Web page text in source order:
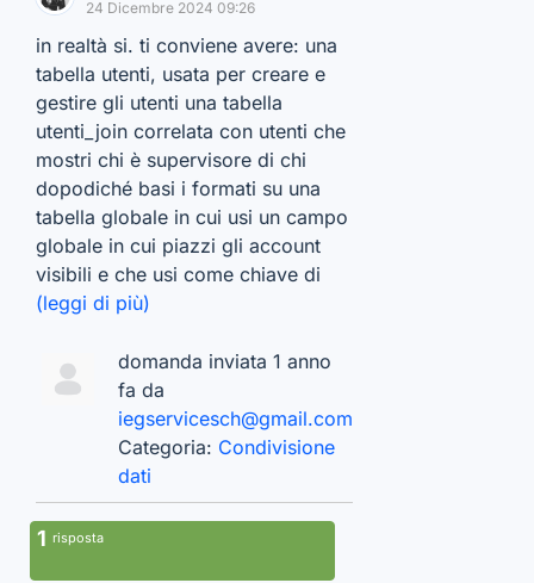
24 Dicembre 2024 09:26
in realtà si. ti conviene avere: una
tabella utenti, usata per creare e
gestire gli utenti una tabella
utenti_join correlata con utenti che
mostri chi è supervisore di chi
dopodiché basi i formati su una
tabella globale in cui usi un campo
globale in cui piazzi gli account
visibili e che usi come chiave di
(leggi di più)
domanda inviata 1 anno
fa da
iegservicesch@gmail.com
Categoria: Condivisione
dati
1 risposta